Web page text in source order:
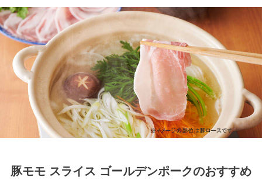
豚モモ スライス ゴールデンポークのおすすめ